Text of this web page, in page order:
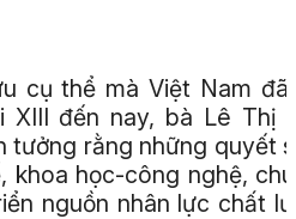
cụ thể mà Việt Nam
đến nay, bà Lê Thị
tưởng rằng những quyết
khoa học-công nghệ,
nguồn nhân lực chất